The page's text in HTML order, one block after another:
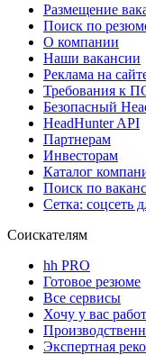
Размещение
Поиск по
О компании
Наши вакансии
Реклама на
Требования к
Безопасный
HeadHunter API
Партнерам
Инвесторам
Каталог
Поиск по
Сетка: соцсеть
Соискателям
hh PRO
Готовое резюме
Все сервисы
Хочу у вас
Экспертная